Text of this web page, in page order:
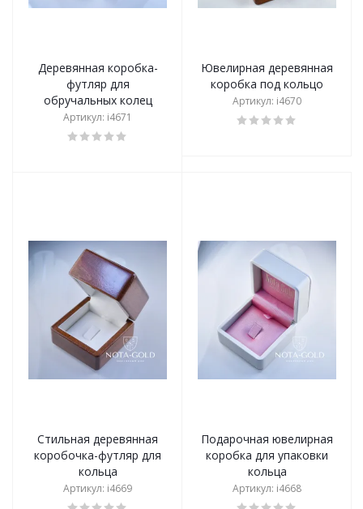
Деревянная коробка-
футляр для
обручальных колец
Артикул: i4671
Ювелирная деревянная
коробка под кольцо
Артикул: i4670
Стильная деревянная
коробочка-футляр для
кольца
Артикул: i4669
Подарочная ювелирная
коробка для упаковки
кольца
Артикул: i4668